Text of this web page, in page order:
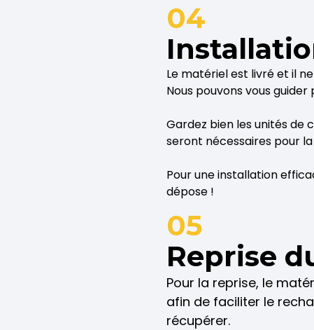
04
Le matériel est livré et il
Nous pouvons vous
Gardez bien les unités de
seront nécessaires pour
Pour une installation
dépose !
05
Reprise
Pour la reprise, le
afin de faciliter le
récupérer.